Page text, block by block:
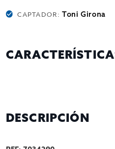
CAPTADOR:Toni Girona
DESCRIPCIÓN